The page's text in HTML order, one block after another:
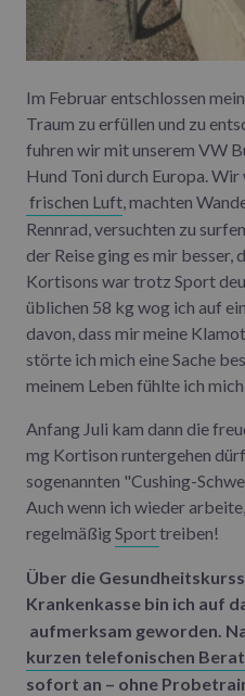
Im Februar entschlossen
Traum zu erfüllen und zu
fuhren wir mit unserem VW
Hund Toni durch Europa. Wir
frischen Luft, machten
Rennrad, versuchten zu
der Reise ging es mir
Kortisons war trotz Sport
üblichen 58 kg wog ich auf
davon, dass mir meine
störte ich mich eine Sache
meinem Leben fühlte ich
Anfang Juli kam dann die
mg Kortison runtergehen
sogenannten "Cushing-
Auch wenn ich wieder
regelmäßigSporttreiben!
Über die
Krankenkasse bin ich auf
aufmerksam geworden.
kurzen telefonischen
sofort an – ohne